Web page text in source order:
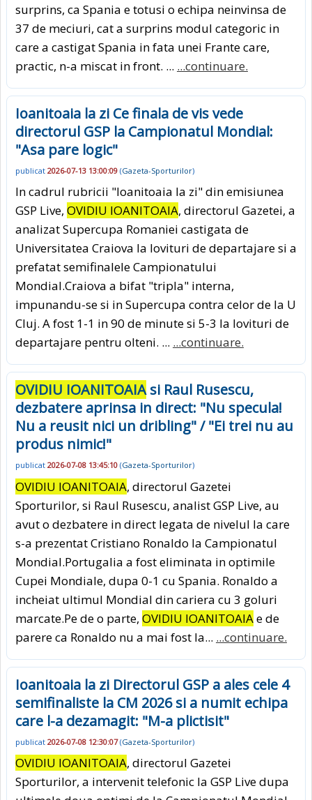
surprins, ca Spania e totusi o echipa neinvinsa de
37 de meciuri, cat a surprins modul categoric in
care a castigat Spania in fata unei Frante care,
practic, n-a miscat in front. ... ...continuare.
Ioanitoaia la zi Ce finala de vis vede
directorul GSP la Campionatul Mondial:
"Asa pare logic"
publicat 2026-07-13 13:00:09 (Gazeta-Sporturilor)
In cadrul rubricii "Ioanitoaia la zi" din emisiunea
GSP Live, OVIDIU IOANITOAIA, directorul Gazetei, a
analizat Supercupa Romaniei castigata de
Universitatea Craiova la lovituri de departajare si a
prefatat semifinalele Campionatului
Mondial.Craiova a bifat "tripla" interna,
impunandu-se si in Supercupa contra celor de la U
Cluj. A fost 1-1 in 90 de minute si 5-3 la lovituri de
departajare pentru olteni. ... ...continuare.
OVIDIU IOANITOAIAsi Raul Rusescu,
dezbatere aprinsa in direct: "Nu specula!
Nu a reusit nici un dribling" / "Ei trei nu au
produs nimic!"
publicat 2026-07-08 13:45:10 (Gazeta-Sporturilor)
OVIDIU IOANITOAIA, directorul Gazetei
Sporturilor, si Raul Rusescu, analist GSP Live, au
avut o dezbatere in direct legata de nivelul la care
s-a prezentat Cristiano Ronaldo la Campionatul
Mondial.Portugalia a fost eliminata in optimile
Cupei Mondiale, dupa 0-1 cu Spania. Ronaldo a
incheiat ultimul Mondial din cariera cu 3 goluri
marcate.Pe de o parte, OVIDIU IOANITOAIAe de
parere ca Ronaldo nu a mai fost la... ...continuare.
Ioanitoaia la zi Directorul GSP a ales cele 4
semifinaliste la CM 2026 si a numit echipa
care l-a dezamagit: "M-a plictisit"
publicat 2026-07-08 12:30:07(Gazeta-Sporturilor)
OVIDIU IOANITOAIA, directorul Gazetei
Sporturilor, a intervenit telefonic la GSP Live dupa